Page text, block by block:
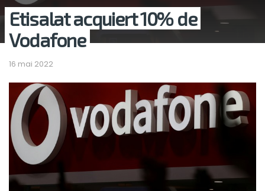
Etisalat acquiert 10% de
Vodafone
16 mai 2022